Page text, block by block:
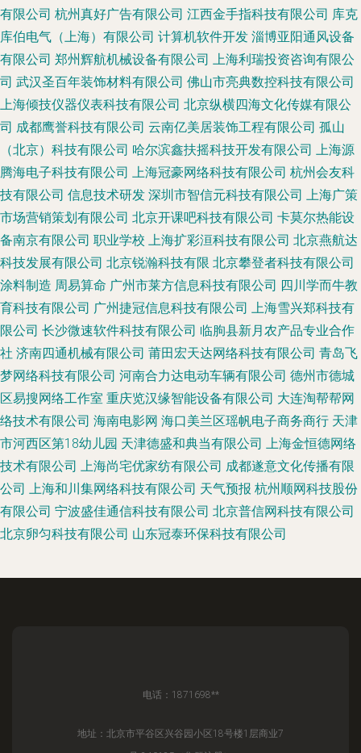
有限公司 杭州真好广告有限公司 江西金手指科技有限公司 库克
库伯电气（上海）有限公司 计算机软件开发 淄博亚阳通风设备
有限公司 郑州辉航机械设备有限公司 上海利瑞投资咨询有限公
司 武汉圣百年装饰材料有限公司 佛山市亮典数控科技有限公司
上海倾技仪器仪表科技有限公司 北京纵横四海文化传媒有限公
司 成都鹰誉科技有限公司 云南亿美居装饰工程有限公司 孤山
（北京）科技有限公司 哈尔滨鑫扶摇科技开发有限公司 上海源
腾海电子科技有限公司 上海冠豪网络科技有限公司 杭州会友科
技有限公司 信息技术研发 深圳市智信元科技有限公司 上海广策
市场营销策划有限公司 北京开课吧科技有限公司 卡莫尔热能设
备南京有限公司 职业学校 上海扩彩洹科技有限公司 北京燕航达
科技发展有限公司 北京锐瀚科技有限 北京攀登者科技有限公司
涂料制造 周易算命 广州市莱方信息科技有限公司 四川学而牛教
育科技有限公司 广州捷冠信息科技有限公司 上海雪兴郑科技有
限公司 长沙微速软件科技有限公司 临朐县新月农产品专业合作
社 济南四通机械有限公司 莆田宏天达网络科技有限公司 青岛飞
梦网络科技有限公司 河南合力达电动车辆有限公司 德州市德城
区易搜网络工作室 重庆览汉缘智能设备有限公司 大连淘帮帮网
络技术有限公司 海南电影网 海口美兰区瑶帆电子商务商行 天津
市河西区第18幼儿园 天津德盛和典当有限公司 上海金恒德网络
技术有限公司 上海尚宅优家纺有限公司 成都遂意文化传播有限
公司 上海和川集网络科技有限公司 天气预报 杭州顺网科技股份
有限公司 宁波盛佳通信科技有限公司 北京普信网科技有限公司
北京卵匀科技有限公司 山东冠泰环保科技有限公司
电话：1871698**
地址：北京市平谷区兴谷园小区18号楼1层商业7